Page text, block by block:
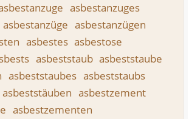
asbestanzuges
asbestanzüge asbestanzügen
asbestes asbestose
asbeststaub asbeststaube
asbeststaubes asbeststaubs
asbeststäuben asbestzement
asbestzementen